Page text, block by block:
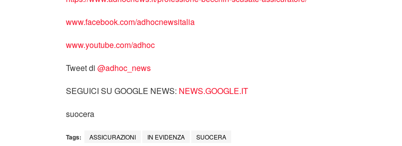
www.facebook.com/adhocnewsitalia
www.youtube.com/adhoc
Tweet di ‎@adhoc_news
SEGUICI SU GOOGLE NEWS: NEWS.GOOGLE.IT
suocera
Tags: ASSICURAZIONI IN EVIDENZA SUOCERA